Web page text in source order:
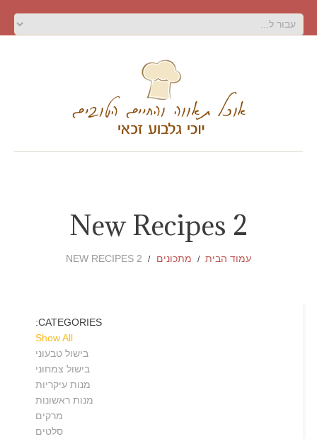
New Recipes 2
עמוד הבית מתכונים NEW RECIPES 2
CATEGORIES:
Show All
בישול טבעוני
בישול צמחוני
מנות עיקריות
מנות ראשונות
מרקים
סלטים